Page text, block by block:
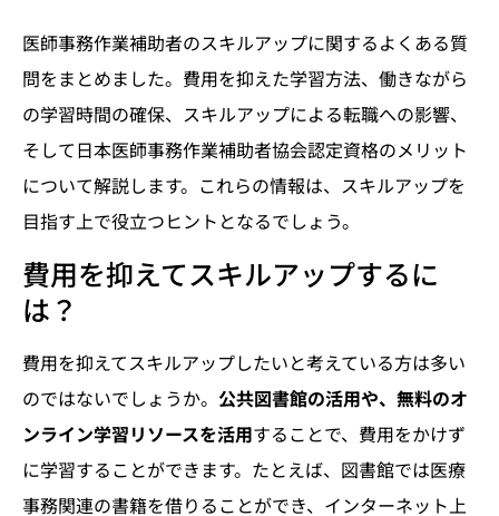
医師事務作業補助者のスキルアップに関するよくある質
問をまとめました。費用を抑えた学習方法、働きながら
の学習時間の確保、スキルアップによる転職への影響、
そして日本医師事務作業補助者協会認定資格のメリット
について解説します。これらの情報は、スキルアップを
目指す上で役立つヒントとなるでしょう。
費用を抑えてスキルアップするに
は？
費用を抑えてスキルアップしたいと考えている方は多い
のではないでしょうか。 公共図書館の活用や、無料のオ
ンライン学習リソースを活用することで、費用をかけず
に学習することができます。たとえば、図書館では医療
事務関連の書籍を借りることができ、インターネット上